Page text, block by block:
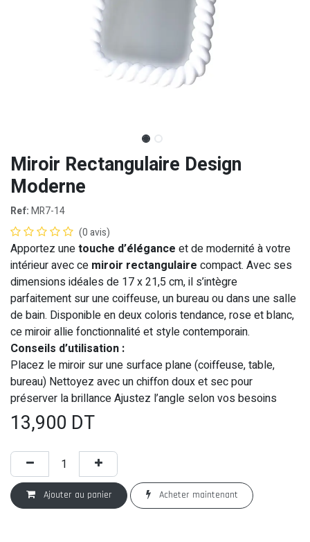
Miroir Rectangulaire Design
Moderne
Ref:MR7-14
(0 avis)
Apportez unetouche d’élégance et de modernité à votre
intérieur avec ce miroir rectangulaire compact. Avec ses
dimensions idéales de 17 x 21,5 cm, il s’intègre
parfaitement sur une coiffeuse, un bureau ou dans une salle
de bain. Disponible en deux coloris tendance, rose et blanc,
ce miroir allie fonctionnalité et style contemporain.
Conseils d’utilisation :
Placez le miroir sur une surface plane (coiffeuse, table,
bureau) Nettoyez avec un chiffon doux et sec pour
préserver la brillance Ajustez l’angle selon vos besoins
13,900 DT
Ajouter au panier Acheter maintenant